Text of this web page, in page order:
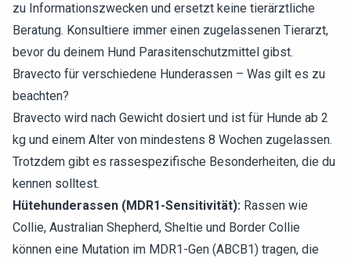
zu Informationszwecken und ersetzt keine tierärztliche
Beratung. Konsultiere immer einen zugelassenen Tierarzt,
bevor du deinem Hund Parasitenschutzmittel gibst.
Bravecto für verschiedene Hunderassen – Was gilt es zu
beachten?
Bravecto wird nach Gewicht dosiert und ist für Hunde ab 2
kg und einem Alter von mindestens 8 Wochen zugelassen.
Trotzdem gibt es rassespezifische Besonderheiten, die du
kennen solltest.
Hütehunderassen (MDR1-Sensitivität): Rassen wie
Collie, Australian Shepherd, Sheltie und Border Collie
können eine Mutation im MDR1-Gen (ABCB1) tragen, die